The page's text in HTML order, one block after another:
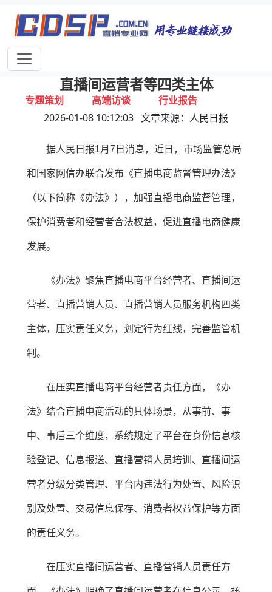
首页 独家报道 行业动态
企业资讯
专题策划 高端访谈 行业报告
官方明确划定红线！涉及平台经营者、
直播间运营者等四类主体
2026-01-08 10:12:03 文章来源：人民日报
据人民日报1月7日消息，近日，市场监管总局
和国家网信办联合发布《直播电商监督管理办法》
（以下简称《办法》），加强直播电商监督管理，
保护消费者和经营者合法权益，促进直播电商健康
发展。
《办法》聚焦直播电商平台经营者、直播间运
营者、直播营销人员、直播营销人员服务机构四类
主体，压实责任义务，划定行为红线，完善监管机
制。
在压实直播电商平台经营者责任方面，《办
法》结合直播电商活动的具体场景，从事前、事
中、事后三个维度，系统规定了平台在身份信息核
验登记、信息报送、直播营销人员培训、直播间运
营者分级分类管理、平台内违法行为处置、风险识
别及处置、交易信息保存、消费者权益保护等方面
的责任义务。
在压实直播间运营者、直播营销人员责任方